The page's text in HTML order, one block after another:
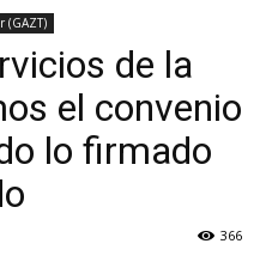
(GAZT)
de la
el convenio
lo firmado
366